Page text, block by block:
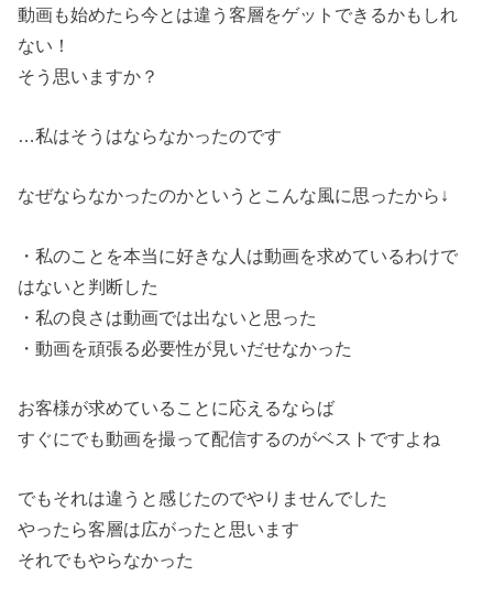
動画も始めたら今とは違う客層をゲットできるかもしれ
ない！
そう思いますか？
…私はそうはならなかったのです
なぜならなかったのかというとこんな風に思ったから↓
・私のことを本当に好きな人は動画を求めているわけで
はないと判断した
・私の良さは動画では出ないと思った
・動画を頑張る必要性が見いだせなかった
お客様が求めていることに応えるならば
すぐにでも動画を撮って配信するのがベストですよね
でもそれは違うと感じたのでやりませんでした
やったら客層は広がったと思います
それでもやらなかった